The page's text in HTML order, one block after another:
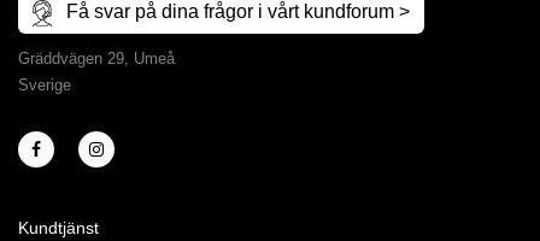
Få svar på dina frågor i vårt kundforum >
Gräddvägen 29, Umeå
Sverige
Kundtjänst